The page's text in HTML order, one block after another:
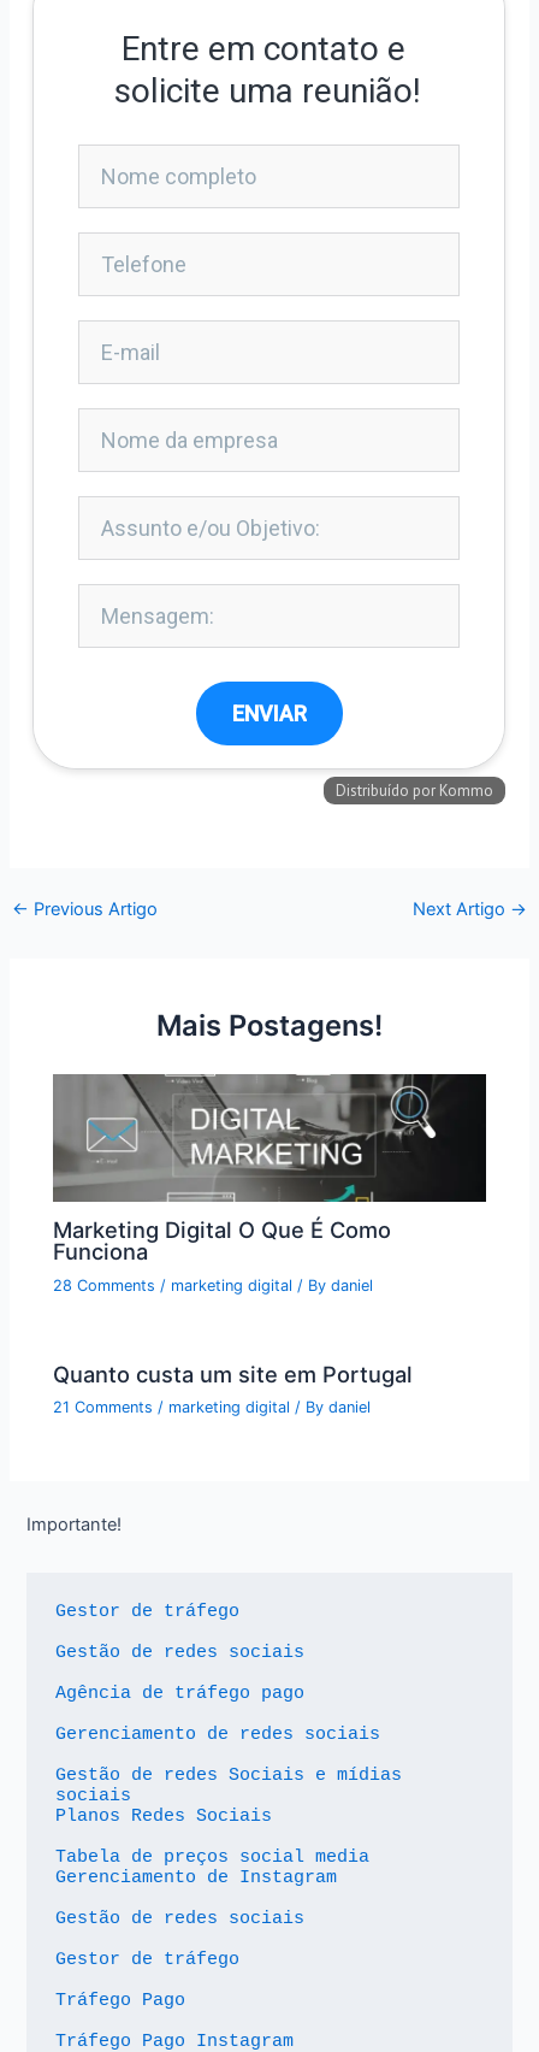
← Previous Artigo Next Artigo →
Mais Postagens!
Marketing Digital O Que É Como
Funciona
28 Comments / marketing digital / Bydaniel
Quanto custa um site em Portugal
21 Comments / marketing digital / Bydaniel
Importante!
Gestor de tráfego
Gestão de redes sociais
Agência de tráfego pago
Gerenciamento de redes sociais
Gestão de redes Sociais e mídias
sociais
Planos Redes Sociais
Tabela de preços social media
Gerenciamento de Instagram
Gestão de redes sociais
Gestor de tráfego
Tráfego Pago
Tráfego Pago Instagram